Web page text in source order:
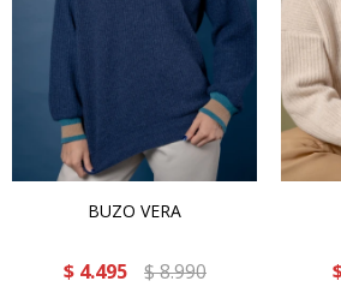
BUZO VERA
$ 4.495 $8.990